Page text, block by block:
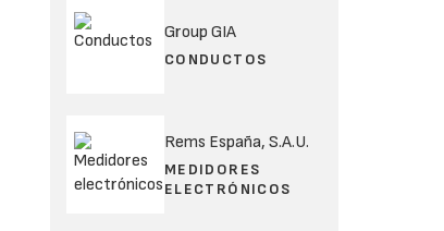
Group GIA
CONDUCTOS
Rems España, S.A.U.
MEDIDORES
ELECTRÓNICOS